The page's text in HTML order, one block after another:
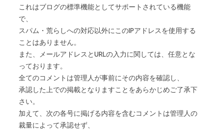
これはブログの標準機能としてサポートされている機能
で、
スパム・荒らしへの対応以外にこのIPアドレスを使用する
ことはありません。
また、メールアドレスとURLの入力に関しては、任意とな
っております。
全てのコメントは管理人が事前にその内容を確認し、
承認した上での掲載となりますことをあらかじめご了承下
さい。
加えて、次の各号に掲げる内容を含むコメントは管理人の
裁量によって承認せず、